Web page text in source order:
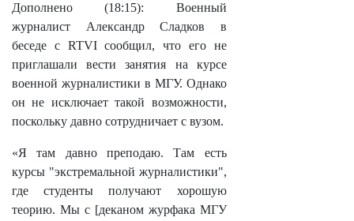
Дополнено (18:15): Военный
журналист Александр Сладков в
беседе с RTVI сообщил, что его не
приглашали вести занятия на курсе
военной журналистики в МГУ. Однако
он не исключает такой возможности,
поскольку давно сотрудничает с вузом.
«Я там давно преподаю. Там есть
курсы "экстремальной журналистики",
где студенты получают хорошую
теорию. Мы с [деканом журфака МГУ